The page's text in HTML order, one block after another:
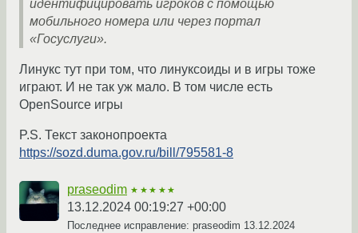
идентифицировать игроков с помощью
мобильного номера или через портал
«Госуслуги».
Линукс тут при том, что линуксоиды и в игры тоже
играют. И не так уж мало. В том числе есть
OpenSource игры
P.S. Текст законопроекта
https://sozd.duma.gov.ru/bill/795581-8
praseodim ★★★★★
13.12.2024 00:19:27 +00:00
Последнее исправление: praseodim 13.12.2024